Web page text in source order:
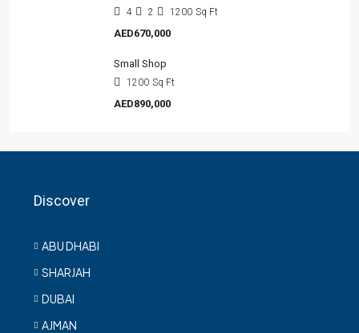
4 2 1200 Sq Ft
AED670,000
Small Shop
1200 Sq Ft
AED890,000
Discover
ABU DHABI
SHARJAH
DUBAI
AJMAN